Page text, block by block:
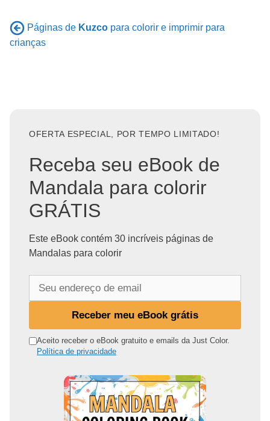
Páginas de Kuzco para colorir e imprimir para
crianças
OFERTA ESPECIAL, POR TEMPO LIMITADO!
Receba seu eBook de
Mandala para colorir
GRÁTIS
Este eBook contém 30 incríveis páginas de
Mandalas para colorir
n
Receber meu eBook grátis
Aceito receber o eBook gratuito e emails da Just Color.
Política de privacidade